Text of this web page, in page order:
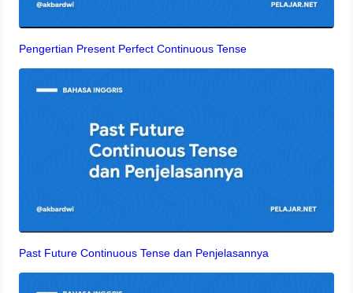
Pengertian Present Perfect Continuous Tense
Past Future Continuous Tense dan Penjelasannya